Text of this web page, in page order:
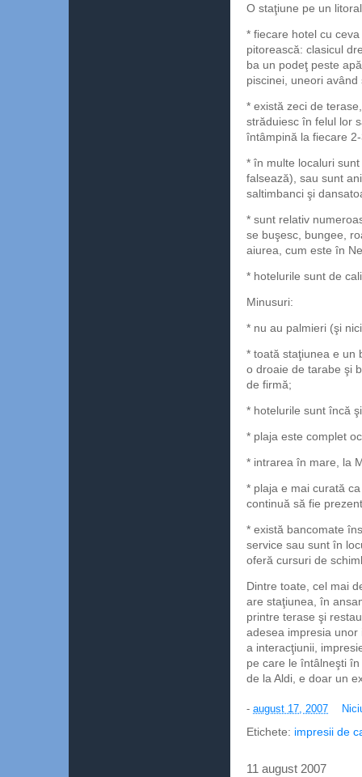
O staţiune pe un
* fiecare hotel cu
pitorească: clasicul
ba un podeţ peste
piscinei, uneori
* există zeci de
străduiesc în felul lor
întâmpină la fiecare
* în multe localuri
falsează), sau sunt
saltimbanci şi
* sunt relativ
se buşesc, bungee,
aiurea, cum este în
* hotelurile sunt de
Minusuri:
* nu au palmieri (şi
* toată staţiunea e un
o droaie de tarabe şi
de firmă;
* hotelurile sunt încă
* plaja este complet
* intrarea în mare, la
* plaja e mai curată
continuă să fie
* există bancomate
service sau sunt în
oferă cursuri de
Dintre toate, cel mai
are staţiunea, în
printre terase şi
adesea impresia
a interacţiunii,
pe care le întâlneşti
de la Aldi, e doar un
- august 17, 2007
Etichete: impresii de
11 august 2007